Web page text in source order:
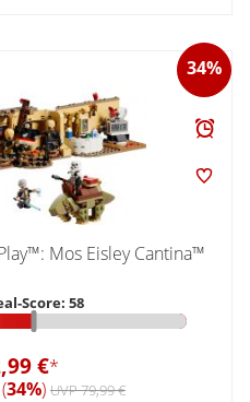
34%
Mos Eisley Cantina™
Score: 58
€*
34%) UVP 79,99 €